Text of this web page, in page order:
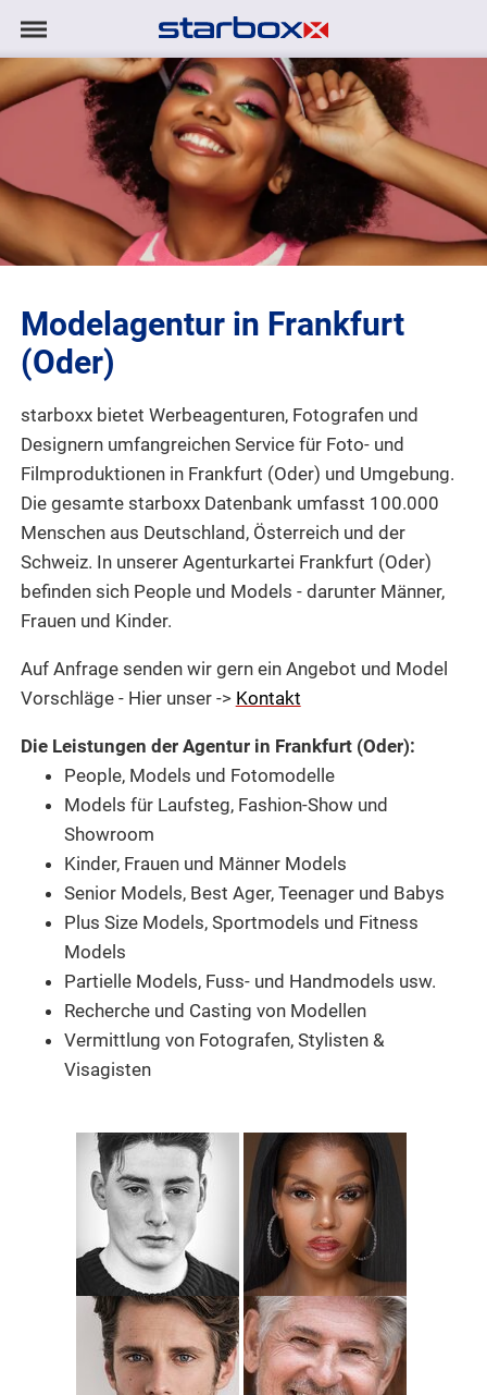
Navigation
anzeigen/ausblenden
Navigation
AGENTUR
MODELS
TALENTE
PROJEKTE
LOGIN
KONTAKT
|
Modelagentur in Frankfurt
(Oder)
starboxx bietet Werbeagenturen, Fotografen und
Designern umfangreichen Service für Foto- und
Filmproduktionen in Frankfurt (Oder) und Umgebung.
Die gesamte starboxx Datenbank umfasst 100.000
Menschen aus Deutschland, Österreich und der
Schweiz. In unserer Agenturkartei Frankfurt (Oder)
befinden sich People und Models - darunter Männer,
Frauen und Kinder.
Auf Anfrage senden wir gern ein Angebot und Model
Vorschläge - Hier unser -> Kontakt
Die Leistungen der Agentur in Frankfurt (Oder):
People, Models und Fotomodelle
Models für Laufsteg, Fashion-Show und
Showroom
Kinder, Frauen und Männer Models
Senior Models, Best Ager, Teenager und Babys
Plus Size Models, Sportmodels und Fitness
Models
Partielle Models, Fuss- und Handmodels usw.
Recherche und Casting von Modellen
Vermittlung von Fotografen, Stylisten &
Visagisten